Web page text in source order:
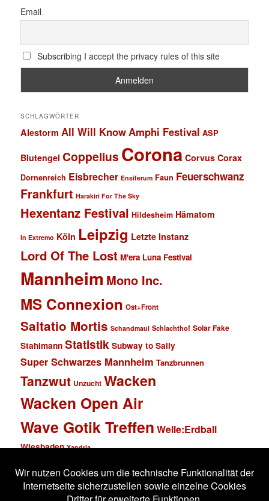
Email
Subscribing I accept the privacy rules of this site
SCHLAGWÖRTER
Alestorm All Will KnowAmphi Festival ASP
Blutengel Coppelius Corona Corvus Corax
Dornenreich Eisbrecher Ensiferum Faun Feuerschwanz
Frankfurt Harakiri For The Sky
Hexentanz Festival Hildesheim Hämatom
In Extremo Köln Leipzig Letzte Instanz
Lord Of The Lost M'era Luna Festival
Mannheim Mono Inc.
MS Connexion Ost+Front
Saltatio Mortis Schandmaul Schlachthof Solar Fake
Stahlmann Statistik Subway to Sally
Super Schwarzes Mannheim Tanzbrunnen
Tanzwut Unzucht Wacken
Wacken Open Air
Wave Gotik Treffen Welle:Erdball
Wiesbaden Xandria
Impressum